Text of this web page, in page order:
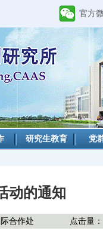
官方
研究生教育 党
动的通知
合作处 点击量：